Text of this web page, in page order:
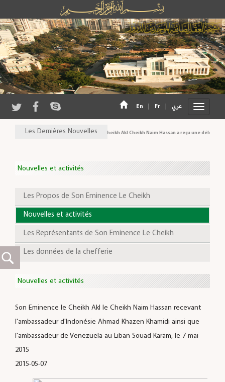
En Fr عربي
Les Dernières NouvellesSon Eminence Cheikh Akl Cheikh Naim Hassan a reçu une
Nouvelles et activités
Les Propos de Son Eminence Le Cheikh
Nouvelles et activités
Les Représentants de Son Eminence Le Cheikh
Les données de la chefferie
Nouvelles et activités
Son Eminence le Cheikh Akl le Cheikh Naim Hassan recevant
l'ambassadeur d'Indonésie Ahmad Khazen Khamidi ainsi que
l'ambassadeur de Venezuela au Liban Souad Karam, le 7 mai
2015
2015-05-07